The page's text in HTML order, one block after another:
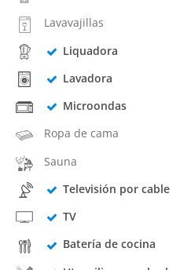
Lavavajillas
Liquadora
Lavadora
Microondas
Ropa de cama
Sauna
Televisión por cable
TV
Batería de cocina